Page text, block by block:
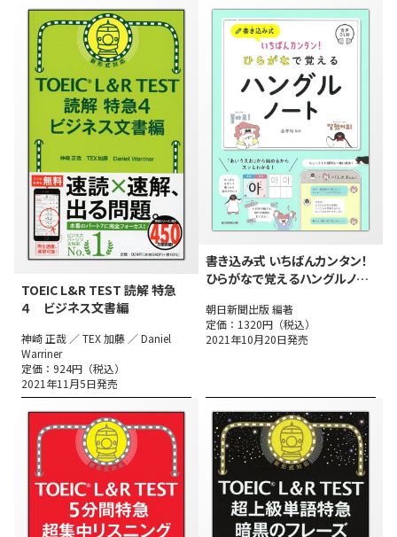
TOEIC L&R TEST 読解 特急
４ ビジネス文書編
神崎 正哉 ／ TEX 加藤 ／ Daniel
Warriner
定価：924円（税込）
2021年11月5日発売
書き込み式 いちばんカンタン！
ひらがなで覚えるハングルノー
朝日新聞出版 編著
定価：1320円（税込）
2021年10月20日発売